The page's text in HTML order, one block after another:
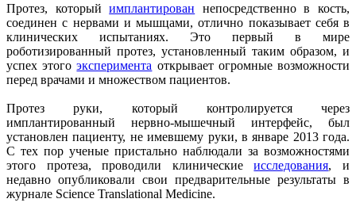
Протез, которыйимплантирован непосредственно в кость,
соединен с нервами и мышцами, отлично показывает себя в
клинических испытаниях. Это первый в мире
роботизированный протез, установленный таким образом, и
успех этогоэксперимента открывает огромные возможности
перед врачами и множеством пациентов.
Протез руки, который контролируется через
имплантированный нервно-мышечный интерфейс, был
установлен пациенту, не имевшему руки, в январе 2013 года.
С тех пор ученые пристально наблюдали за возможностями
этого протеза, проводили клиническиеисследования, и
недавно опубликовали свои предварительные результаты в
журнале Science Translational Medicine.